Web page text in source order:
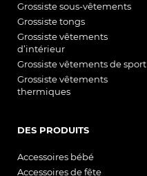
Grossiste sous-vêtements
Grossiste tongs
Grossiste vêtements
d’intérieur
Grossiste vêtements de sport
Grossiste vêtements
thermiques
DES PRODUITS
Accessoires bébé
Accessoires de fête